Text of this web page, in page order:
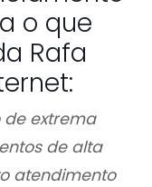
o que
Rafa
de extrema
de alta
atendimento